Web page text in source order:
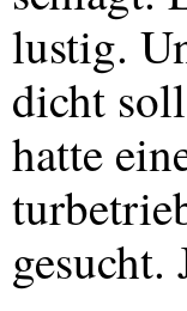
lustig.
dicht
hatte